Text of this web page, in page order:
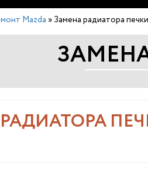
Mazda » Замена радиатора